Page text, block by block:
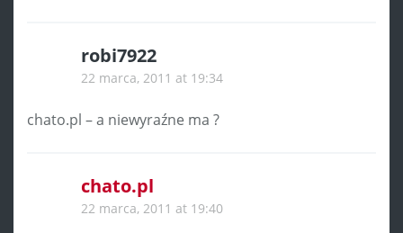
robi7922
22 marca, 2011 at 19:34
chato.pl – a niewyraźne ma ?
chato.pl
22 marca, 2011 at 19:40